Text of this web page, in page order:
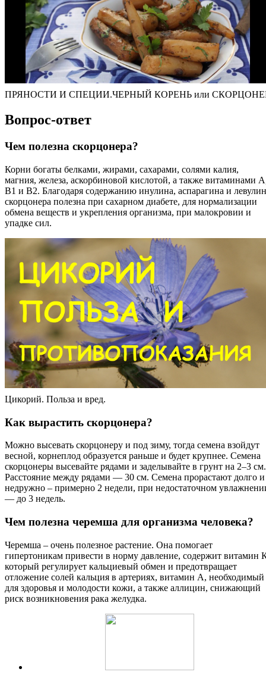
ПРЯНОСТИ И СПЕЦИИ.ЧЕРНЫЙ КОРЕНЬ или
Вопрос-ответ
Чем полезна скорцонера?
Корни богаты белками, жирами, сахарами, солями калия,
магния, железа, аскорбиновой кислотой, а также витаминами
B1 и B2. Благодаря содержанию инулина, аспарагина и
скорцонера полезна при сахарном диабете, для нормализации
обмена веществ и укрепления организма, при малокровии и
упадке сил.
Цикорий. Польза и вред.
Как вырастить скорцонера?
Можно высевать скорцонеру и под зиму, тогда семена взойдут
весной, корнеплод образуется раньше и будет крупнее. Семена
скорцонеры высевайте рядами и заделывайте в грунт на 2–3 см.
Расстояние между рядами — 30 см. Семена прорастают долго и
недружно – примерно 2 недели, при недостаточном
— до 3 недель.
Чем полезна черемша для организма человека?
Черемша – очень полезное растение. Она помогает
гипертоникам привести в норму давление, содержит витамин
который регулирует кальциевый обмен и предотвращает
отложение солей кальция в артериях, витамин А, необходимый
для здоровья и молодости кожи, а также аллицин, снижающий
риск возникновения рака желудка.